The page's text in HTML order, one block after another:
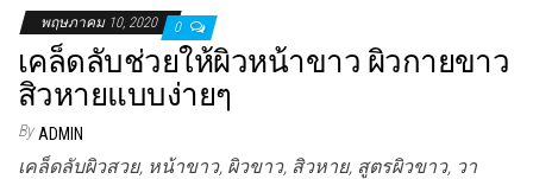
พฤษภาคม 10, 2020 0
เคล็ดลับช่วยให้ผิวหน้าขาว ผิวกายขาว
สิวหายแบบง่ายๆ
By ADMIN
เคล็ดลับผิวสวย, หน้าขาว, ผิวขาว, สิวหาย, สูตรผิวขาว, วา